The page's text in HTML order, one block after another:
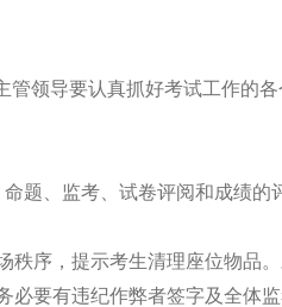
管领导要认真抓好考试工作的
题、监考、试卷评阅和成绩的
秩序，提示考生清理座位物品
必要有违纪作弊者签字及全体